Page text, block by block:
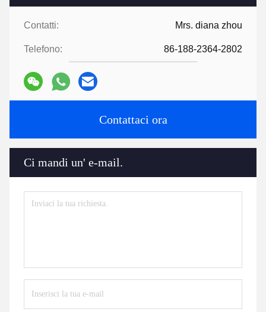
Contatti: Mrs. diana zhou
Telefono: 86-188-2364-2802
Contattaci ora
Ci mandi un' e-mail.